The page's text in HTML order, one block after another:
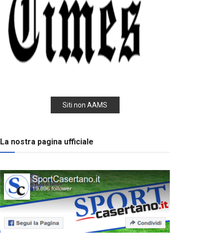
Siti non AAMS
La nostra pagina ufficiale